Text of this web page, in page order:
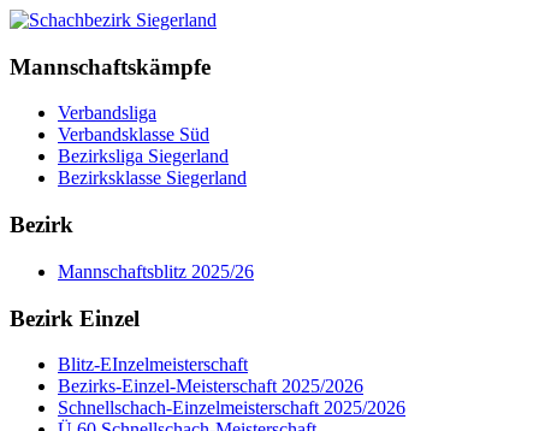
Mannschaftskämpfe
Verbandsliga
Verbandsklasse Süd
Bezirksliga Siegerland
Bezirksklasse Siegerland
Bezirk
Mannschaftsblitz 2025/26
Bezirk Einzel
Blitz-EInzelmeisterschaft
Bezirks-Einzel-Meisterschaft 2025/2026
Schnellschach-Einzelmeisterschaft 2025/2026